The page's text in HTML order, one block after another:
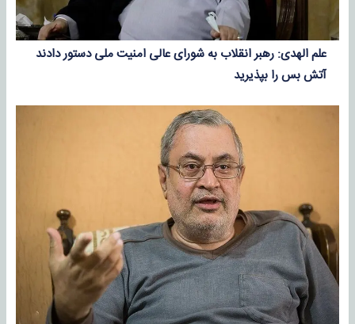
علم الهدی: رهبر انقلاب به شورای عالی امنیت ملی دستور دادند
آتش بس را بپذیرید